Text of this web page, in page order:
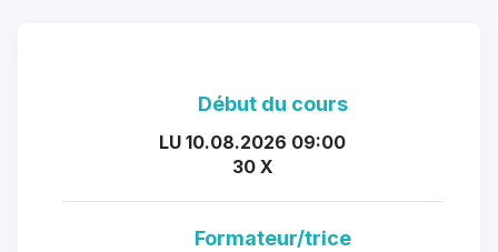
Début du cours
LU 10.08.2026 09:00
30 X
Formateur/trice